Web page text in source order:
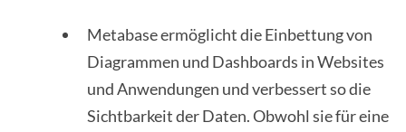
Metabase ermöglicht die Einbettung von
Diagrammen und Dashboards in Websites
und Anwendungen und verbessert so die
Sichtbarkeit der Daten. Obwohl sie für eine